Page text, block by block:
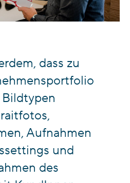
dass zu
Aufnahmen
und
des